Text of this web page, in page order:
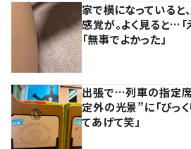
家で横になっていると
感覚が。よく見ると…「
「無事でよかった」
出張で…列車の指定
定外の光景”に「びっく
てあげて笑」